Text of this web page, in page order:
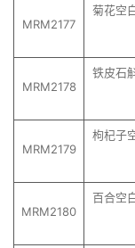
MRM2177
菊花空
MRM2178
铁皮石
MRM2179
枸杞子
MRM2180
百合空